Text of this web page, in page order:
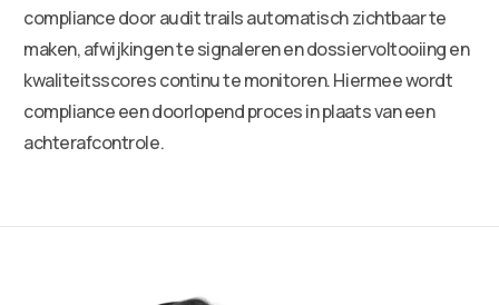
compliance door audit trails automatisch zichtbaar te
maken, afwijkingen te signaleren en dossiervoltooiing en
kwaliteitsscores continu te monitoren. Hiermee wordt
compliance een doorlopend proces in plaats van een
achterafcontrole.